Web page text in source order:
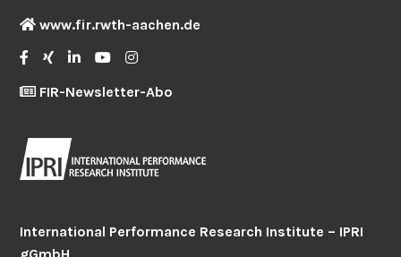
www.fir.rwth-aachen.de
FIR-Newsletter-Abo
International Performance Research Institute – IPRI